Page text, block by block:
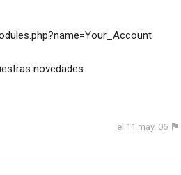
novedades.
el 11 may. 06